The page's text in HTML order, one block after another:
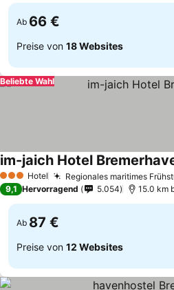
Ab 66 €
Preise von 18 Websites
Beliebte Wahl
3 SterneHotel Regionales maritimes
im-jaich Hotel
9,1 Hervorragend 5.054 15.0 km
Ab 87 €
Preise von 12 Websites